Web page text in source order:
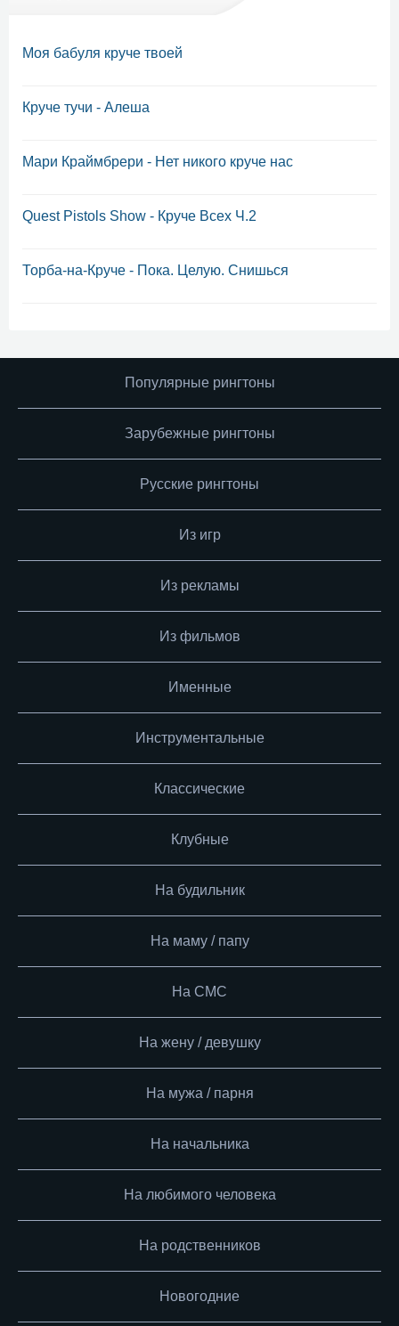
Моя бабуля круче твоей
Круче тучи - Алеша
Мари Краймбрери - Нет никого круче нас
Quеst Pistоls Shоw - Круче Всех Ч.2
Торба-на-Круче - Пока. Целую. Снишься
Популярные рингтоны
Зарубежные рингтоны
Русские рингтоны
Из игр
Из рекламы
Из фильмов
Именные
Инструментальные
Классические
Клубные
На будильник
На маму / папу
На СМС
На жену / девушку
На мужа / парня
На начальника
На любимого человека
На родственников
Новогодние